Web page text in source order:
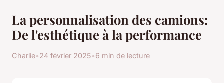
La personnalisation des camions:
De l'esthétique à la performance
Charlie•24 février 2025•6 min de lecture